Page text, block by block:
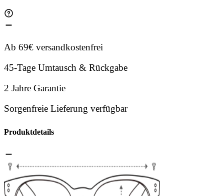
Ab 69€ versandkostenfrei
45-Tage Umtausch & Rückgabe
2 Jahre Garantie
Sorgenfreie Lieferung verfügbar
Produktdetails